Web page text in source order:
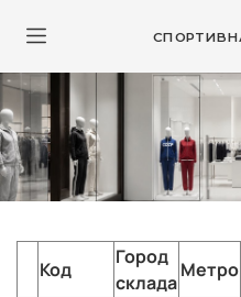
Код
Город
склада
Метро